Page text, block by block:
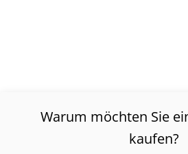
Warum möchten Sie
kaufen?